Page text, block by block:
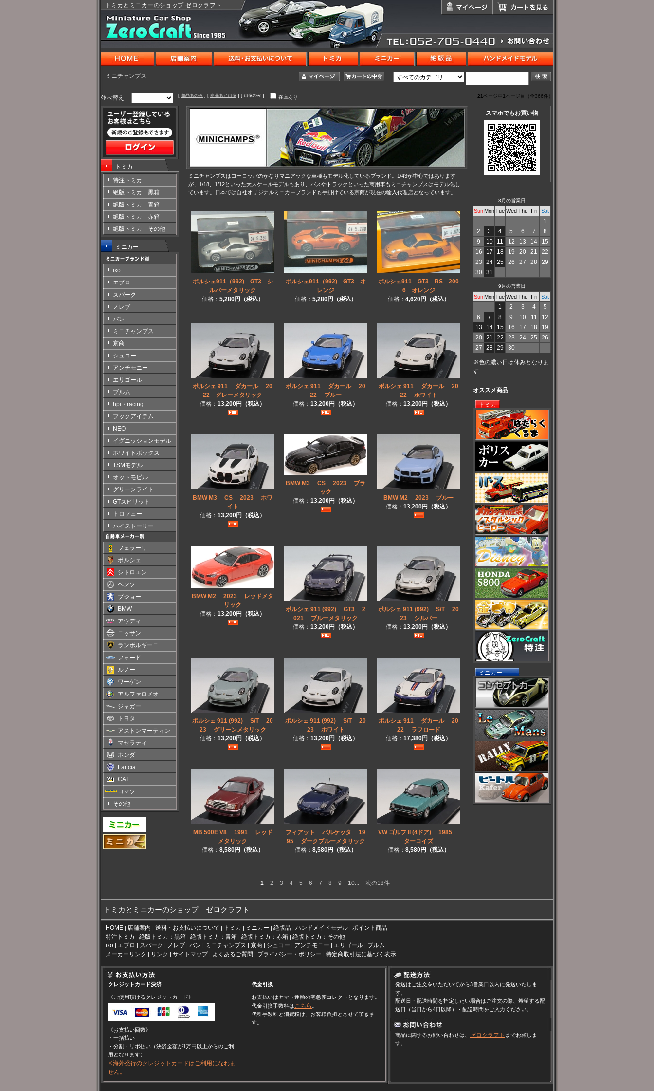
トミカとミニカーのショップ ゼロクラフト
ミニチャンプス
並べ替え： [ 商品名のみ ] [ 商品名と画像 ] [ 画像のみ ] 在庫あり 21ページ中1ページ目（全366件）
ミニチャンプスはヨーロッパのかなりマニアックな車種もモデル化しているブランド。1/43が中心ではあります
が、1/18、1/12といった大スケールモデルもあり、バスやトラックといった商用車もミニチャンプスはモデル化し
ています。日本では自社オリジナルミニカーブランドも手掛けている京商が現在の輸入代理店となっています。
ポルシェ911（992) GT3 シ
ルバーメタリック
価格： 5,280円（税込）
ポルシェ911（992) GT3 オ
レンジ
価格： 5,280円（税込）
ポルシェ911 GT3 RS 200
6 オレンジ
価格： 4,620円（税込）
ポルシェ 911 ダカール 20
22 グレーメタリック
価格： 13,200円（税込）
ポルシェ 911 ダカール 20
22 ブルー
価格： 13,200円（税込）
ポルシェ 911 ダカール 20
22 ホワイト
価格： 13,200円（税込）
BMW M3 CS 2023 ホワ
イト
価格： 13,200円（税込）
BMW M3 CS 2023 ブラ
ック
価格： 13,200円（税込）
BMW M2 2023 ブルー
価格： 13,200円（税込）
BMW M2 2023 レッドメタ
リック
価格： 13,200円（税込）
ポルシェ 911 (992) GT3 2
021 ブルーメタリック
価格： 13,200円（税込）
ポルシェ 911 (992) S/T 20
23 シルバー
価格： 13,200円（税込）
ポルシェ 911 (992) S/T 20
23 グリーンメタリック
価格： 13,200円（税込）
ポルシェ 911 (992) S/T 20
23 ホワイト
価格： 13,200円（税込）
ポルシェ 911 ダカール 20
22 ラフロード
価格： 17,380円（税込）
MB 500E V8 1991 レッド
メタリック
価格： 8,580円（税込）
フィアット バルケッタ 19
95 ダークブルーメタリック
価格： 8,580円（税込）
VW ゴルフ II (4ドア) 1985
ターコイズ
価格： 8,580円（税込）
1 2 3 4 5 6 7 8 9 10... 次の18件
トミカ
特注トミカ
絶版トミカ：黒箱
絶版トミカ：青箱
絶版トミカ：赤箱
絶版トミカ：その他
ミニカー
ixo
エブロ
スパーク
ノレブ
バン
ミニチャンプス
京商
シュコー
アンチモニー
エリゴール
ブルム
hpi・racing
ブックアイテム
NEO
イグニッションモデル
ホワイトボックス
TSMモデル
オットモビル
グリーンライト
GTスピリット
トロフュー
ハイストーリー
フェラーリ
ポルシェ
シトロエン
ベンツ
プジョー
BMW
アウディ
ニッサン
ランボルギーニ
フォード
ルノー
ワーゲン
アルファロメオ
ジャガー
トヨタ
アストンマーティン
マセラティ
ホンダ
Lancia
CAT
コマツ
その他
スマホでもお買い物
8月の営業日
Sun MonTue Wed Thu Fri Sat
1
2
3 4 5 6 7
8
9
10 11 12 13 14
15
16
17 18 19 20 21
22
23
24 25 26 27 28
29
30
31
9月の営業日
Sun MonTue Wed Thu Fri Sat
1 2 3 4
5
6
7 8 9 10 11
12
13
14 15 16 17 18
19
20
21 22 23 24 25
26
27
28 29 30
※色の濃い日は休みとなりま
す
オススメ商品
トミカ
ミニカー
トミカとミニカーのショップ ゼロクラフト
HOME | 店舗案内 | 送料・お支払いについて | トミカ | ミニカー | 絶版品 | ハンドメイドモデル | ポイント商品
特注トミカ | 絶版トミカ：黒箱 | 絶版トミカ：青箱 | 絶版トミカ：赤箱 | 絶版トミカ：その他
ixo | エブロ | スパーク | ノレブ | バン | ミニチャンプス | 京商 | シュコー | アンチモニー | エリゴール | ブルム
メーカーリンク | リンク | サイトマップ| よくあるご質問 | プライバシー・ポリシー | 特定商取引法に基づく表示
クレジットカード決済
《ご使用頂けるクレジットカード》
《お支払い回数》
・一括払い
・分割・リボ払い（決済金額が1万円以上からのご利
用となります）
※海外発行のクレジットカードはご利用になれま
せん。
代金引換
お支払いはヤマト運輸の宅急便コレクトとなります。
代金引換手数料はこちら
代引手数料と消費税は、お客様負担とさせて頂きま
す。
発送はご注文をいただいてから3営業日以内に発送いたしま
す。
配送日・配送時間を指定したい場合はご注文の際、希望する配
送日（当日から4日以降）・配送時間をご入力ください。
商品に関するお問い合わせは、 ゼロクラフト までお願しま
す。